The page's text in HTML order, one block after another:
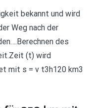
bekannt und wird
Weg nach der
des
(t) wird
mit s = v t3h120 km3